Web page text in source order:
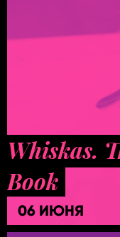
Whiskas.
Book
06 ИЮНЯ